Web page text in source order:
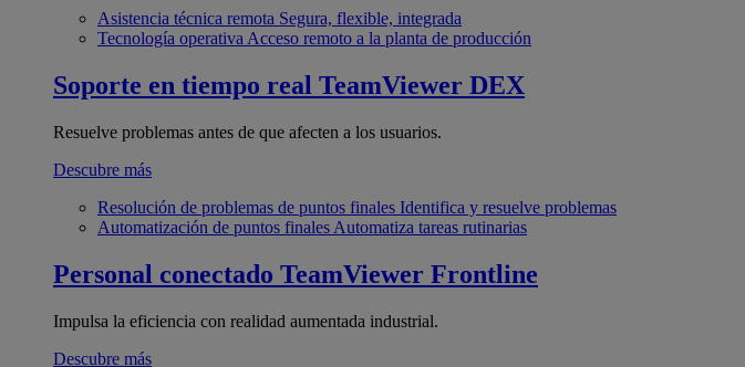
Asistencia técnica remota Segura, flexible, integrada
Tecnología operativa Acceso remoto a la planta de producción
Soporte en tiempo real TeamViewer DEX
Resuelve problemas antes de que afecten a los usuarios.
Descubre más
Resolución de problemas de puntos finales Identifica y resuelve problemas
Automatización de puntos finales Automatiza tareas rutinarias
Personal conectado TeamViewer Frontline
Impulsa la eficiencia con realidad aumentada industrial.
Descubre más